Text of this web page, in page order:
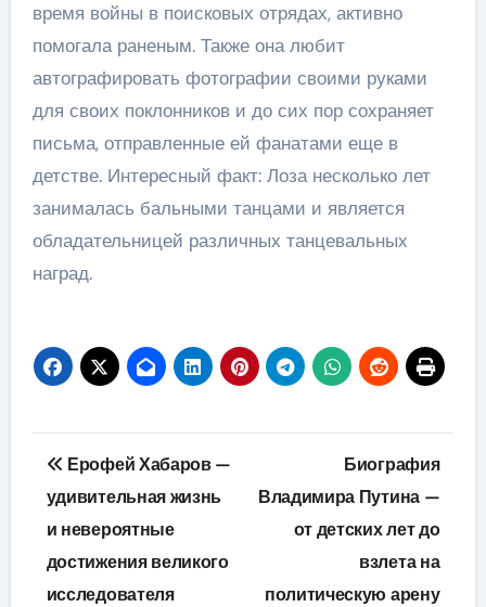
время войны в поисковых отрядах, активно
помогала раненым. Также она любит
автографировать фотографии своими руками
для своих поклонников и до сих пор сохраняет
письма, отправленные ей фанатами еще в
детстве. Интересный факт: Лоза несколько лет
занималась бальными танцами и является
обладательницей различных танцевальных
наград.
Навигация
по
записям
Ерофей Хабаров —
удивительная жизнь
и невероятные
достижения великого
исследователя
Биография
Владимира Путина —
от детских лет до
взлета на
политическую арену